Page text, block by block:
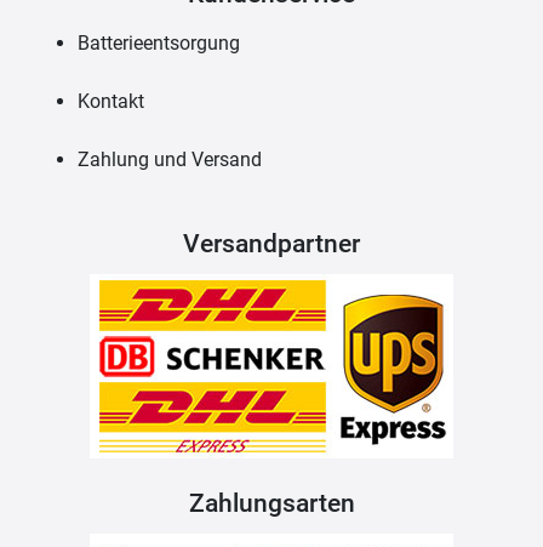
Batterieentsorgung
Kontakt
Zahlung und Versand
Versandpartner
Zahlungsarten